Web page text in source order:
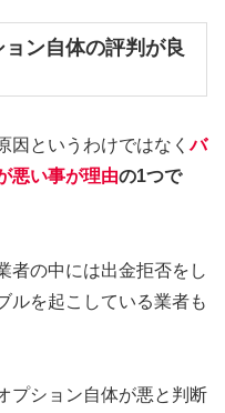
ン自体の評判が良
因というわけではなくバ
悪い事が理由の1つで
者の中には出金拒否をし
ルを起こしている業者も
プション自体が悪と判断